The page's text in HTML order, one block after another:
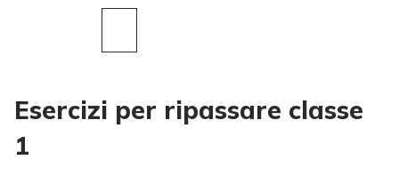
Esercizi per ripassare classe
1